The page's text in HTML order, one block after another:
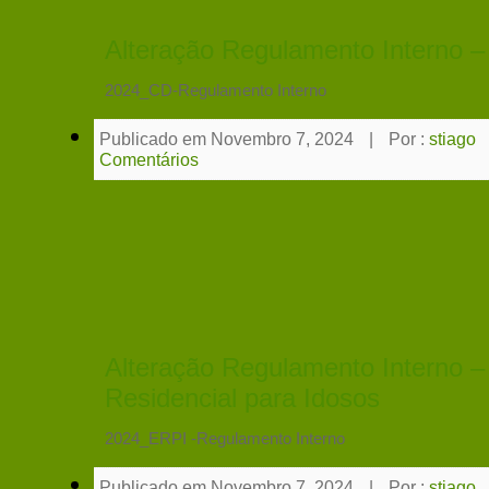
Alteração Regulamento Interno
2024_CD-Regulamento Interno
Publicado em Novembro 7, 2024 | Por : stiago
Comentários
Alteração Regulamento Interno
Residencial para Idosos
2024_ERPI -Regulamento Interno